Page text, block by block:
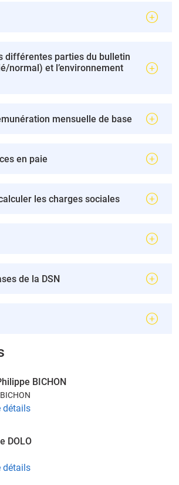
différentes parties du bulletin
normal) et l’environnement
mensuelle de base
en paie
les charges sociales
de la DSN
BICHON
détails
DOLO
détails